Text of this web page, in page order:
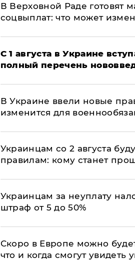
В Верховной Раде готовят
соцвыплат: что может
С 1 августа в Украине
полный перечень
В Украине ввели новые
изменится для
Украинцам со 2 августа
правилам: кому станет
Украинцам за неуплату
штраф от 5 до 50%
Скоро в Европе можно
что и когда смогут увидеть